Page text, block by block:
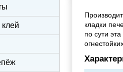
клей
кладки
по сути